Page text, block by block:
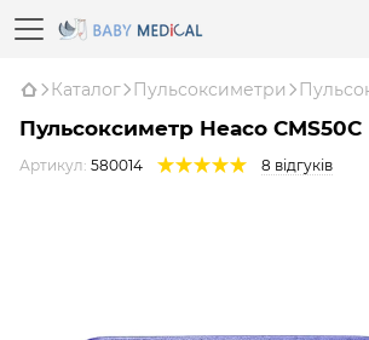
Каталог Пульсоксиметри
Пульсоксиметр Heaco CMS50C
Артикул: 580014 8 відгуків